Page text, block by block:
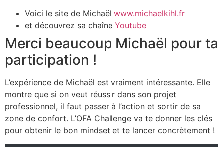
Voici le site de Michaël www.michaelkihl.fr
et découvrez sa chaîne Youtube
Merci beaucoup Michaël pour ta
participation !
L’expérience de Michaël est vraiment intéressante. Elle
montre que si on veut réussir dans son projet
professionnel, il faut passer à l’action et sortir de sa
zone de confort. L’OFA Challenge va te donner les clés
pour obtenir le bon mindset et te lancer concrètement !